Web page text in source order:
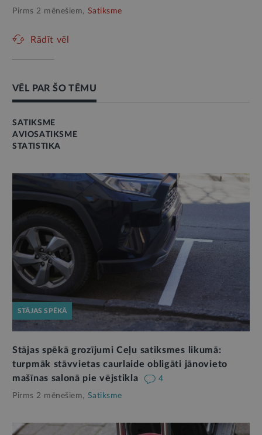
Pirms 2 mēnešiem, Satiksme
Rādīt vēl
VĒL PAR ŠO TĒMU
SATIKSME
AVIOSATIKSME
STATISTIKA
STĀJAS SPĒKĀ
Stājas spēkā grozījumi Ceļu satiksmes likumā:
turpmāk stāvvietas caurlaide obligāti jānovieto
mašīnas salonā pie vējstikla
4
Pirms 2 mēnešiem, Satiksme